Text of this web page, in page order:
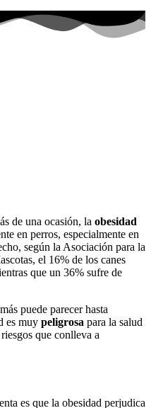
de una ocasión, la obesidad
en perros, especialmente en
según la Asociación para la
el 16% de los canes
que un 36% sufre de
puede parecer hasta
es muy peligrosa para la salud
que conlleva a
es que la obesidad perjudica